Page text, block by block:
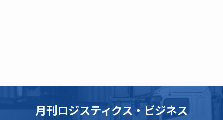
月刊ロジスティクス・ビジネス